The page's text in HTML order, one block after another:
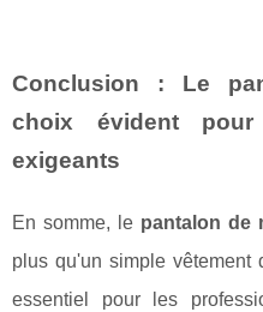
Conclusion : Le
choix évident pour
exigeants
En somme, le pantalon de
plus qu'un simple vêtement
essentiel pour les